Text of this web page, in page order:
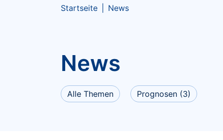
Startseite News
News
Alle Themen Prognosen (3)